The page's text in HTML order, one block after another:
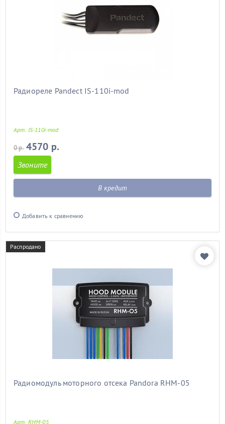
Радиореле Pandect IS-110i-mod
Арт. IS-110i-mod
0 р. 4570 р.
Звоните
В кредит
Добавить к сравнению
Распродано
Радиомодуль моторного отсека Pandora RHM-05
Арт. RHM-05